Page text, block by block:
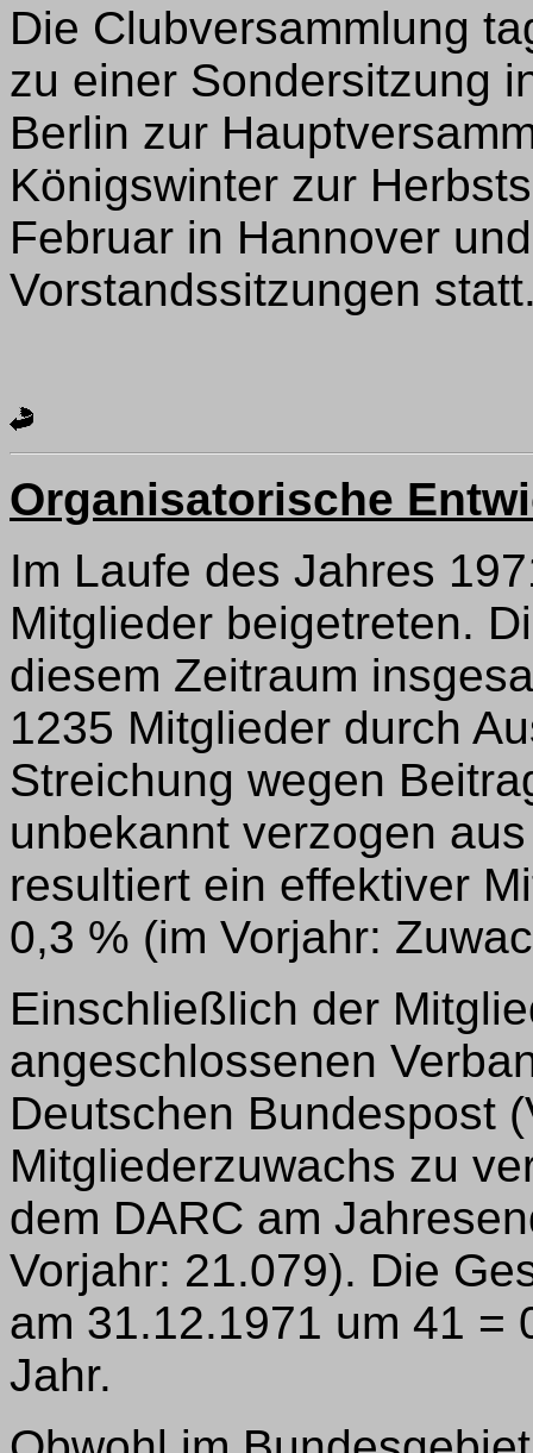
Die Clubversammlung
zu einer Sondersitzung
Berlin zur
Königswinter zur
Februar in Hannover
Vorstandssitzungen
Organisatorische
Im Laufe des Jahres
Mitglieder beigetreten.
diesem Zeitraum
1235 Mitglieder durch
Streichung wegen
unbekannt verzogen
resultiert ein effektiver
0,3 % (im Vorjahr:
Einschließlich der
angeschlossenen
Deutschen Bundespost
Mitgliederzuwachs zu
dem DARC am
Vorjahr: 21.079). Die
am 31.12.1971 um 41 =
Jahr.